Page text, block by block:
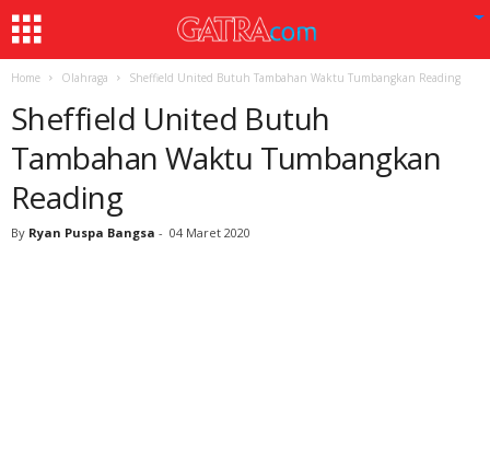
Home Olahraga Sheffield United Butuh Tambahan Waktu Tumbangkan Reading
Sheffield United Butuh
Tambahan Waktu Tumbangkan
Reading
By Ryan Puspa Bangsa - 04 Maret 2020